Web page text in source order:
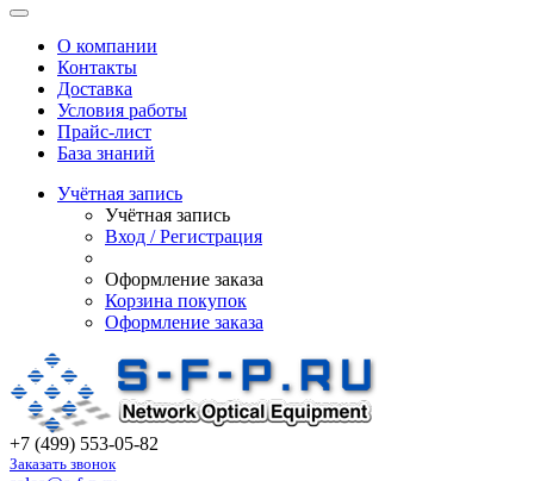
О компании
Контакты
Доставка
Условия работы
Прайс-лист
База знаний
Учётная запись
Учётная запись
Вход / Регистрация
Оформление заказа
Корзина покупок
Оформление заказа
+7 (499) 553-05-82
Заказать звонок